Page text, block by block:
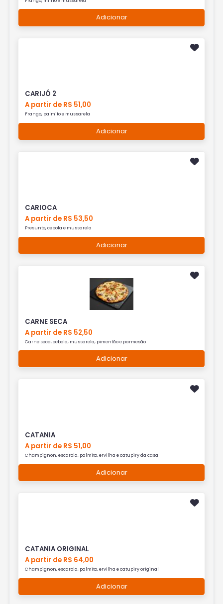
Adicionar
CARIJÓ 2
A partir de R$ 51,00
Frango, palmito e mussarela
Adicionar
CARIOCA
A partir de R$ 53,50
Presunto, cebola e mussarela
Adicionar
CARNE SECA
A partir de R$ 52,50
Carne seca, cebola, mussarela, pimentão e parmesão
Adicionar
CATANIA
A partir de R$ 51,00
Champignon, escarola, palmito, ervilha e catupiry da casa
Adicionar
CATANIA ORIGINAL
A partir de R$ 64,00
Champignon, escarola, palmito, ervilha e catupiry original
Adicionar